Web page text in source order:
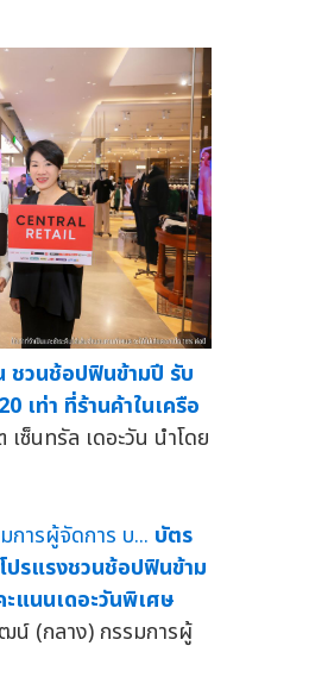
ชวนช้อปฟินข้ามปี รับ
เท่า ที่ร้านค้าในเครือ
ซ็นทรัล เดอะวัน นำโดย
บัตร
ปรแรงชวนช้อปฟินข้าม
แนนเดอะวันพิเศษ
(กลาง) กรรมการผู้